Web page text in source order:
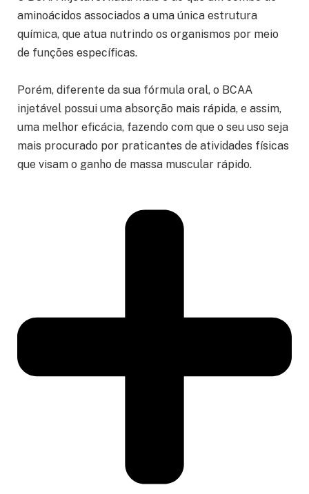
aminoácidos associados a uma única estrutura
química, que atua nutrindo os organismos por meio
de funções específicas.
Porém, diferente da sua fórmula oral, o BCAA
injetável possui uma absorção mais rápida, e assim,
uma melhor eficácia, fazendo com que o seu uso seja
mais procurado por praticantes de atividades físicas
que visam o ganho de massa muscular rápido.